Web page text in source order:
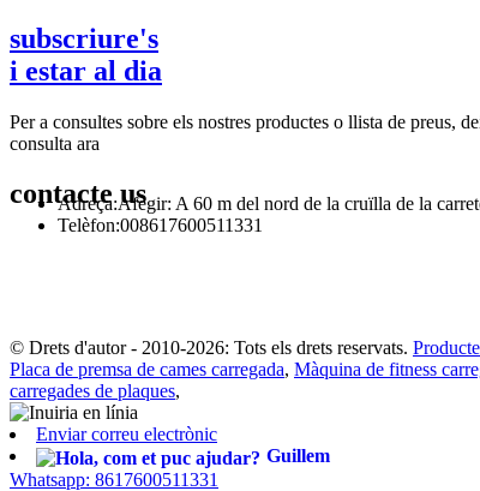
subscriure's
i estar al dia
Per a consultes sobre els nostres productes o llista de preus,
consulta ara
contacteus
Adreça:Afegir: A 60 m del nord de la cruïlla de la
Telèfon:008617600511331
© Drets d'autor - 2010-2026: Tots els drets reservats.
Placa de premsa de cames carregada, Màquina de fitness
carregades de plaques,
Enviar correu electrònic
Guillem
Whatsapp: 8617600511331